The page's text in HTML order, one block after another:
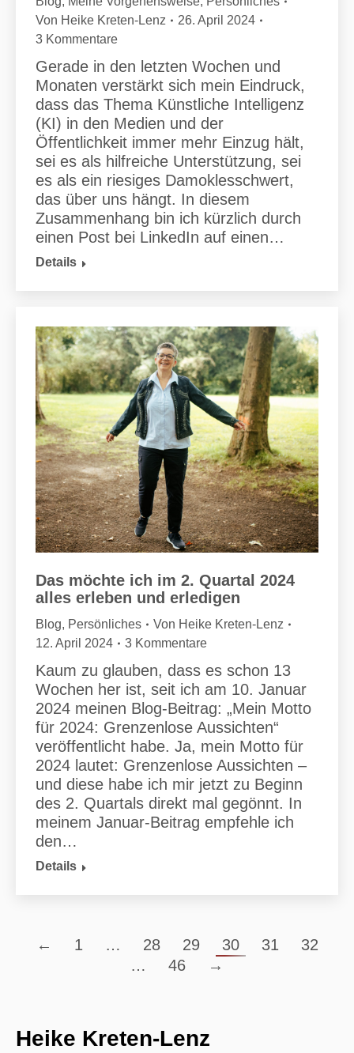
Von Heike Kreten-Lenz
26. April 2024
3 Kommentare
Gerade in den letzten Wochen und
Monaten verstärkt sich mein Eindruck,
dass das Thema Künstliche Intelligenz
(KI) in den Medien und der
Öffentlichkeit immer mehr Einzug hält,
sei es als hilfreiche Unterstützung, sei
es als ein riesiges Damoklesschwert,
das über uns hängt. In diesem
Zusammenhang bin ich kürzlich durch
einen Post bei LinkedIn auf einen…
Details
Das möchte ich im 2. Quartal 2024
alles erleben und erledigen
Blog, Persönliches Von Heike Kreten-Lenz
12. April 2024
3 Kommentare
Kaum zu glauben, dass es schon 13
Wochen her ist, seit ich am 10. Januar
2024 meinen Blog-Beitrag: „Mein Motto
für 2024: Grenzenlose Aussichten“
veröffentlicht habe. Ja, mein Motto für
2024 lautet: Grenzenlose Aussichten –
und diese habe ich mir jetzt zu Beginn
des 2. Quartals direkt mal gegönnt. In
meinem Januar-Beitrag empfehle ich
den…
Details
← 1 … 28 29 30 31
32
…
46 →
Heike Kreten-Lenz